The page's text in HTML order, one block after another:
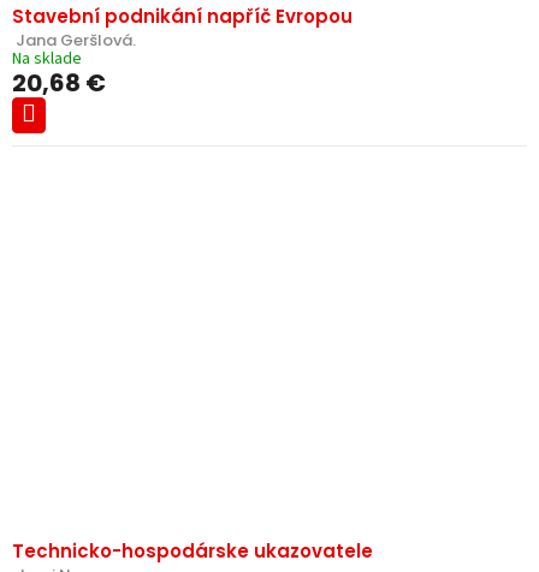
Stavební podnikání napříč Evropou
Jana Geršlová.
Na sklade
20,68 €
Technicko-hospodárske ukazovatele